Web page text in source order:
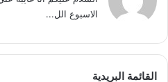
الاسبوع الل...
القائمة البريدية